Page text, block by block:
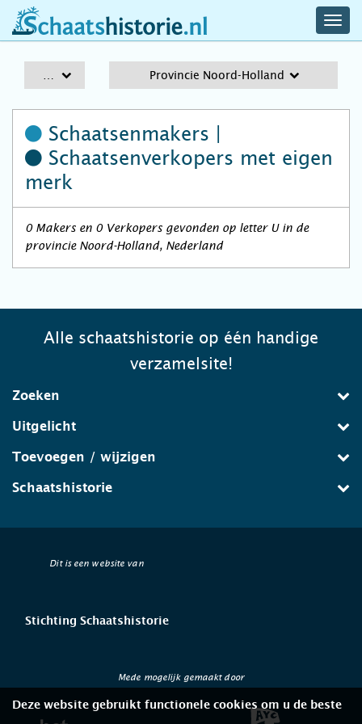
schaatshistorie.nl
Provincie Noord-Holland
Schaatsenmakers |
Schaatsenverkopers met eigen
merk
0 Makers en 0 Verkopers gevonden op letter U in de
provincie Noord-Holland, Nederland
Alle schaatshistorie op één handige
verzamelsite!
Zoeken
Uitgelicht
Toevoegen / wijzigen
Schaatshistorie
Dit is een website van
Stichting Schaatshistorie
Mede mogelijk gemaakt door
Deze website gebruikt functionele cookies om u de beste